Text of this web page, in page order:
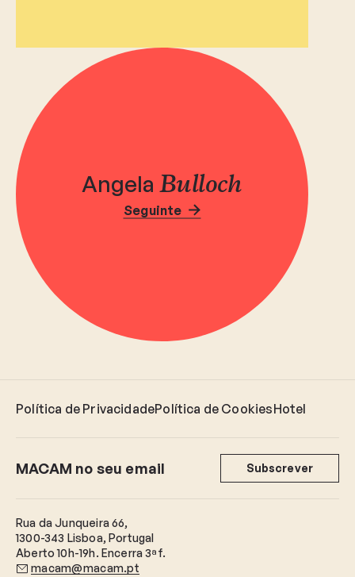
AngelaBulloch
Seguinte
Política de PrivacidadePolítica de CookiesHotel
Rua da Junqueira 66,
1300-343 Lisboa, Portugal
Aberto 10h-19h. Encerra 3ªf.
macam@macam.pt
MACAM no seu email Subscrever